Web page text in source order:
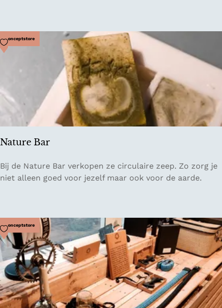
e
n
s
Nature Bar
N
a
e
B
a
r
Conceptstore
Voeg toe als favoriet
Bij de Nature Bar verkopen ze circulaire zeep. Zo zorg je
niet alleen goed voor jezelf maar ook voor de aarde.
Conceptstore
Voeg toe als favoriet